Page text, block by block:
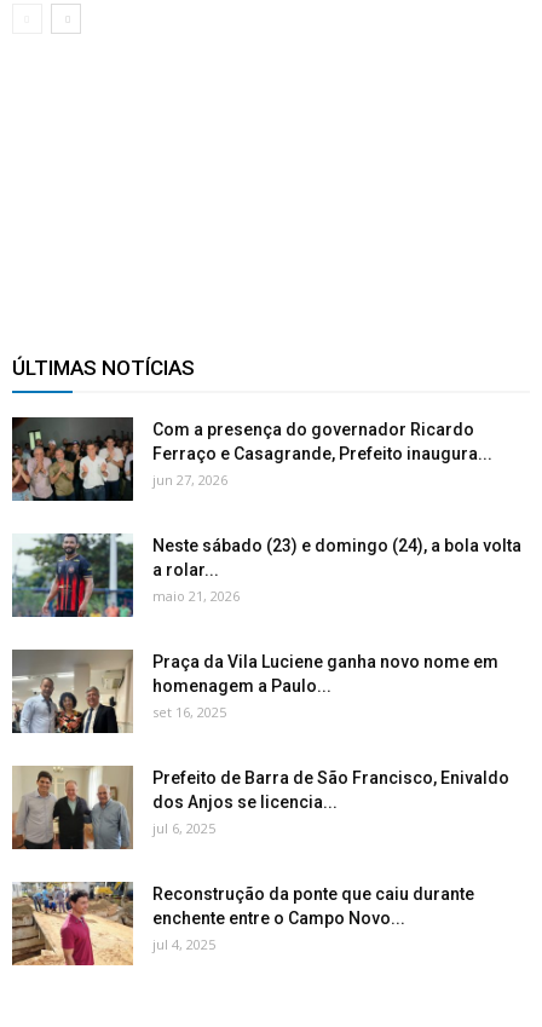
ÚLTIMAS NOTÍCIAS
Com a presença do governador Ricardo
Ferraço e Casagrande, Prefeito inaugura...
jun 27, 2026
Neste sábado (23) e domingo (24), a bola volta
a rolar...
maio 21, 2026
Praça da Vila Luciene ganha novo nome em
homenagem a Paulo...
set 16, 2025
Prefeito de Barra de São Francisco, Enivaldo
dos Anjos se licencia...
jul 6, 2025
Reconstrução da ponte que caiu durante
enchente entre o Campo Novo...
jul 4, 2025